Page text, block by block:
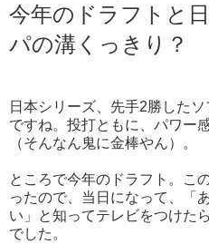
今年のドラフトと
パの溝くっきり？
日本シリーズ、先手2勝した
ですね。投打ともに、パワー
（そんなん鬼に金棒やん）。
ところで今年のドラフト。こ
ったので、当日になって、「
い」と知ってテレビをつけた
でした。